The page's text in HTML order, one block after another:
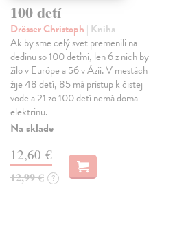
100 detí
Drösser Christoph | Kniha
Ak by sme celý svet premenili na
dedinu so 100 deťmi, len 6 z nich by
žilo v Európe a 56 v Ázii. V mestách
žije 48 detí, 85 má prístup k čistej
vode a 21 zo 100 detí nemá doma
elektrinu.
Na sklade
12,60 €
12,99 € ?